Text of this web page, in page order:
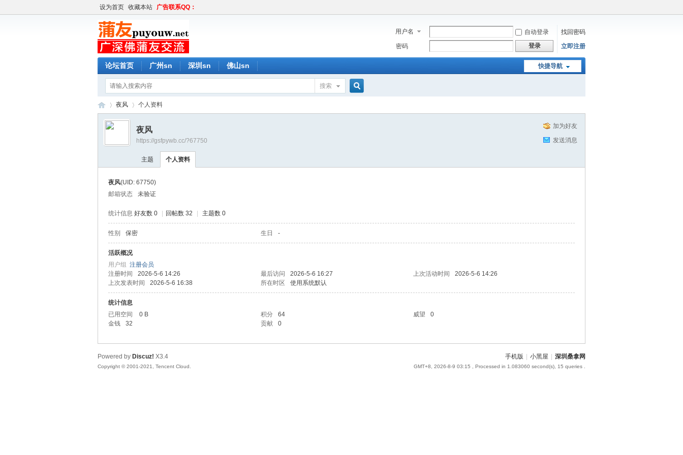
设为首页 收藏本站 广告联系QQ：
用户名 自动登录
找回密码
密码
登录 立即注册
快捷导航
论坛首页 广州sn 深圳sn 佛山sn
搜索
›
夜风
›
个人资料
加为好友
发送消息
夜风
https://gsfpywb.cc/?67750
主题 个人资料
夜风(UID: 67750)
邮箱状态
未验证
统计信息 好友数 0 回帖数 32 主题数 0
性别 保密 生日 -
活跃概况
用户组 注册会员
注册时间
2026-5-6 14:26 最后访问 2026-5-6 16:27 上次活动时间
2026-5-6 14:26
上次发表时间
2026-5-6 16:38 所在时区 使用系统默认
统计信息
已用空间
0 B 积分 64 威望
0
金钱
32 贡献 0
手机版 小黑屋 深圳桑拿网
GMT+8, 2026-8-9 03:15 , Processed in 1.083060 second(s), 15 queries .
Powered by Discuz! X3.4
Copyright © 2001-2021, Tencent Cloud.